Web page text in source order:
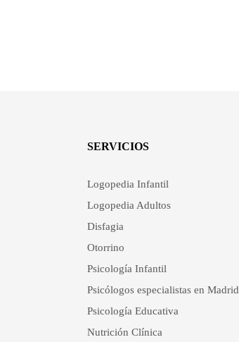
SERVICIOS
Logopedia Infantil
Logopedia Adultos
Disfagia
Otorrino
Psicología Infantil
Psicólogos especialistas en Madrid
Psicología Educativa
Nutrición Clínica